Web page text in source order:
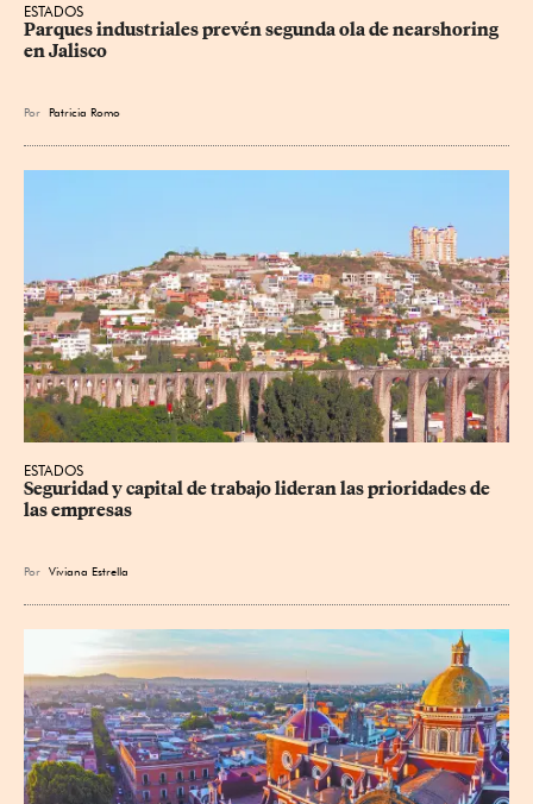
ESTADOS
Parques industriales prevén segunda ola de nearshoring
en Jalisco
Por Patricia Romo
ESTADOS
Seguridad y capital de trabajo lideran las prioridades de
las empresas
Por Viviana Estrella